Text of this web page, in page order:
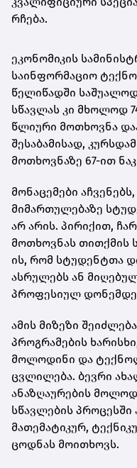
რჩება.
ეკონომიკის
საინფორმაციო
წელიწადში
სწავლას კი მხოლოდ
წლიური მოთხოვნა
შესაბამისად,
მოთხოვნაზე 67-ით
მონაცემები
მიმართულებაზე
არ არის. პირიქით,
მოთხოვნას თითქმის
ის, რომ სტუდენტთა
ასრულებს ან
პროფესიულ დონემდე
ამის მიზეზი
პროგრამების
მოლოდინი და
ცვლილება. ბევრი
ანაზღაურების
სწავლების
მათემატიკურ,
ცოდნას მოითხოვს.